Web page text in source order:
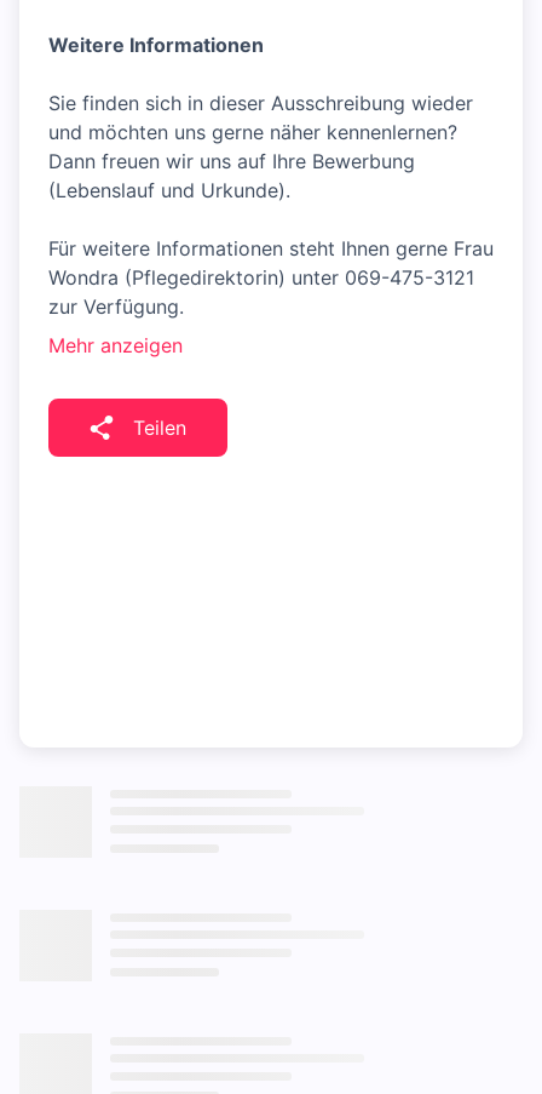
Weitere Informationen
Sie finden sich in dieser Ausschreibung wieder
und möchten uns gerne näher kennenlernen?
Dann freuen wir uns auf Ihre Bewerbung
(Lebenslauf und Urkunde).
Für weitere Informationen steht Ihnen gerne Frau
Wondra (Pflegedirektorin) unter 069-475-3121
zur Verfügung.
Mehr anzeigen
Teilen